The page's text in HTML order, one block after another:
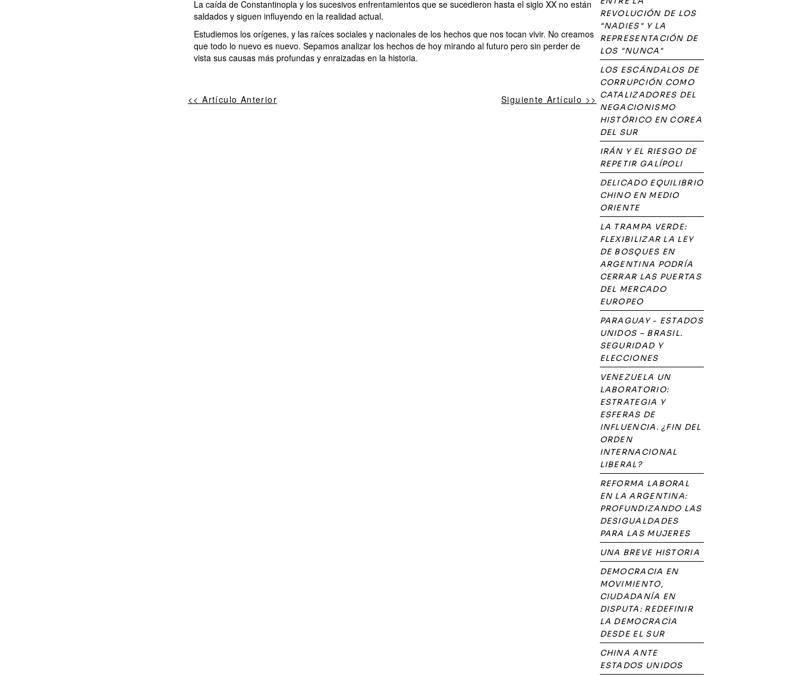
La caída de Constantinopla y los sucesivos enfrentamientos que se sucedieron hasta el siglo XX no están
saldados y siguen influyendo en la realidad actual.
‎Estudiemos los orígenes, y las raíces sociales y nacionales de los hechos que nos tocan vivir. No creamos
que todo lo nuevo es nuevo. Sepamos analizar los hechos de hoy mirando al futuro pero sin perder de
vista sus causas más profundas y enraizadas en la historia.
<< Artículo Anterior Siguiente Artículo >>
REVOLUCIÓN DE LOS
"NADIES" Y LA
REPRESENTACIÓN DE
LOS "NUNCA"
LOS ESCÁNDALOS DE
CORRUPCIÓN COMO
CATALIZADORES DEL
NEGACIONISMO
HISTÓRICO EN COREA
DEL SUR
IRÁN Y EL RIESGO DE
REPETIR GALÍPOLI
DELICADO EQUILIBRIO
CHINO EN MEDIO
ORIENTE
LA TRAMPA VERDE:
FLEXIBILIZAR LA LEY
DE BOSQUES EN
ARGENTINA PODRÍA
CERRAR LAS PUERTAS
DEL MERCADO
EUROPEO
PARAGUAY - ESTADOS
UNIDOS – BRASIL.
SEGURIDAD Y
ELECCIONES
VENEZUELA UN
LABORATORIO:
ESTRATEGIA Y
ESFERAS DE
INFLUENCIA. ¿FIN DEL
ORDEN
INTERNACIONAL
LIBERAL?
REFORMA LABORAL
EN LA ARGENTINA:
PROFUNDIZANDO LAS
DESIGUALDADES
PARA LAS MUJERES
UNA BREVE HISTORIA
DEMOCRACIA EN
MOVIMIENTO,
CIUDADANÍA EN
DISPUTA: REDEFINIR
LA DEMOCRACIA
DESDE EL SUR
CHINA ANTE
ESTADOS UNIDOS